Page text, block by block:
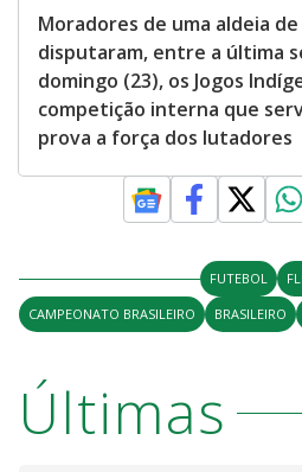
Moradores de uma aldeia
disputaram, entre a última
domingo (23), os Jogos
competição interna que
prova a força dos lutadores
FUTEBOL
CAMPEONATO BRASILEIRO
BRASILEIRO
Últimas